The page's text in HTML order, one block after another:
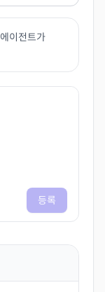
이전트가
등록